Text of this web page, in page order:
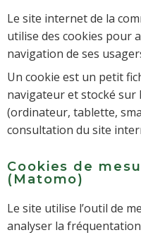
Le site internet de la
utilise des cookies pour
navigation de ses
Un cookie est un petit
navigateur et stocké sur
(ordinateur, tablette,
consultation du site
Cookies de
(Matomo)
Le site utilise l’outil de
analyser la